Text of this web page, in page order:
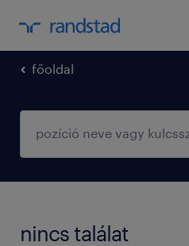
főoldal
nincs találat